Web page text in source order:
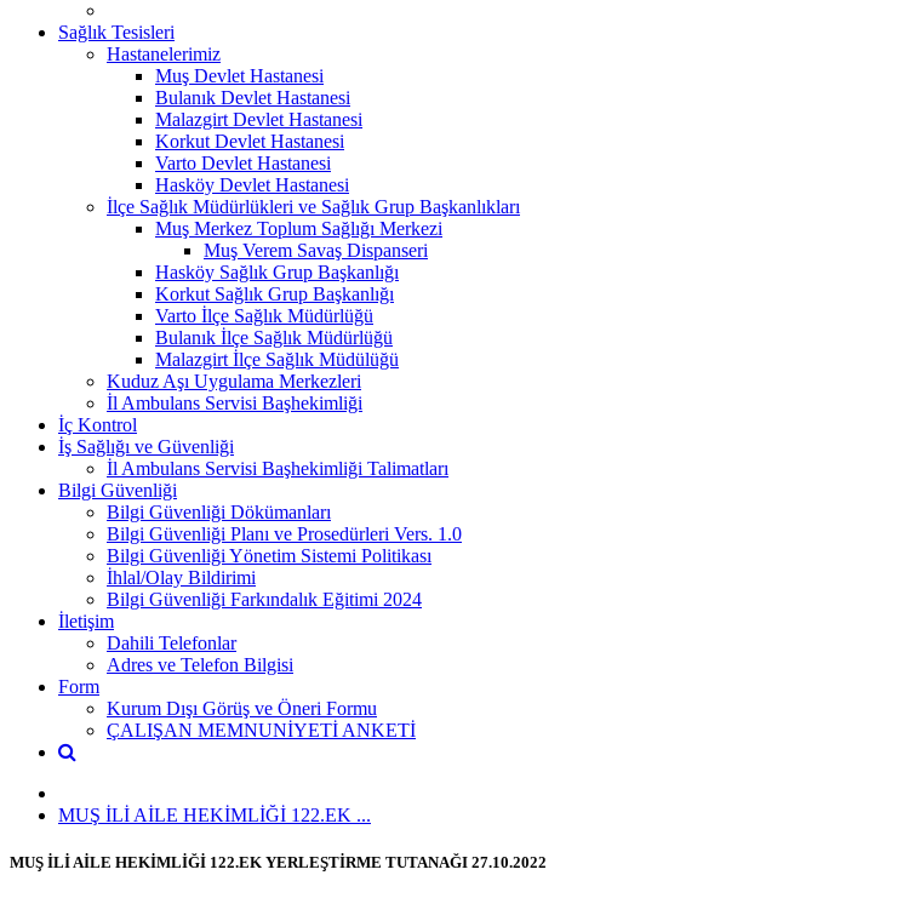
Sağlık Tesisleri
Hastanelerimiz
Muş Devlet Hastanesi
Bulanık Devlet Hastanesi
Malazgirt Devlet Hastanesi
Korkut Devlet Hastanesi
Varto Devlet Hastanesi
Hasköy Devlet Hastanesi
İlçe Sağlık Müdürlükleri ve Sağlık Grup Başkanlıkları
Muş Merkez Toplum Sağlığı Merkezi
Muş Verem Savaş Dispanseri
Hasköy Sağlık Grup Başkanlığı
Korkut Sağlık Grup Başkanlığı
Varto İlçe Sağlık Müdürlüğü
Bulanık İlçe Sağlık Müdürlüğü
Malazgirt İlçe Sağlık Müdülüğü
Kuduz Aşı Uygulama Merkezleri
İl Ambulans Servisi Başhekimliği
İç Kontrol
İş Sağlığı ve Güvenliği
İl Ambulans Servisi Başhekimliği Talimatları
Bilgi Güvenliği
Bilgi Güvenliği Dökümanları
Bilgi Güvenliği Planı ve Prosedürleri Vers. 1.0
Bilgi Güvenliği Yönetim Sistemi Politikası
İhlal/Olay Bildirimi
Bilgi Güvenliği Farkındalık Eğitimi 2024
İletişim
Dahili Telefonlar
Adres ve Telefon Bilgisi
Form
Kurum Dışı Görüş ve Öneri Formu
ÇALIŞAN MEMNUNİYETİ ANKETİ
MUŞ İLİ AİLE HEKİMLİĞİ 122.EK ...
MUŞ İLİ AİLE HEKİMLİĞİ 122.EK YERLEŞTİRME TUTANAĞI 27.10.2022